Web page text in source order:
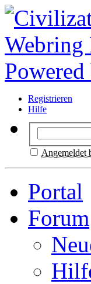
Registrieren
Hilfe
Angemeldet
Portal
Forum